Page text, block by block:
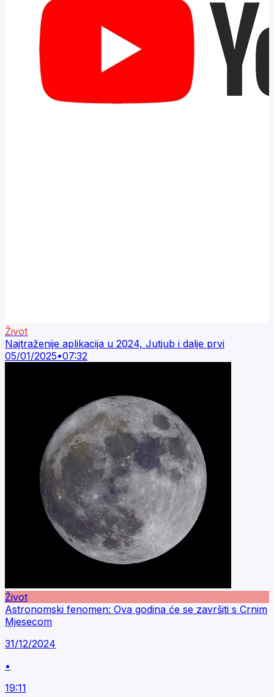
Život
Najtraženije aplikacija u 2024, Jutjub i dalje prvi
05/01/2025•07:32
Život
Astronomski fenomen: Ova godina će se završiti s Crnim
Mjesecom
31/12/2024
•
19:11